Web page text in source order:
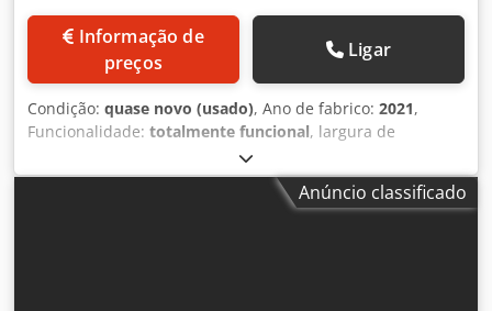
preços
Ligar
Condição: quase novo (usado), Ano de fabrico: 2021,
Funcionalidade: totalmente funcional, largura de
, potência de soldagem (máx.):
kVA, Diâmetro do fio (máx.):6 mm, tipo de corrente de
, MG950 Largura de malha (comprimento
Anúncio classificado